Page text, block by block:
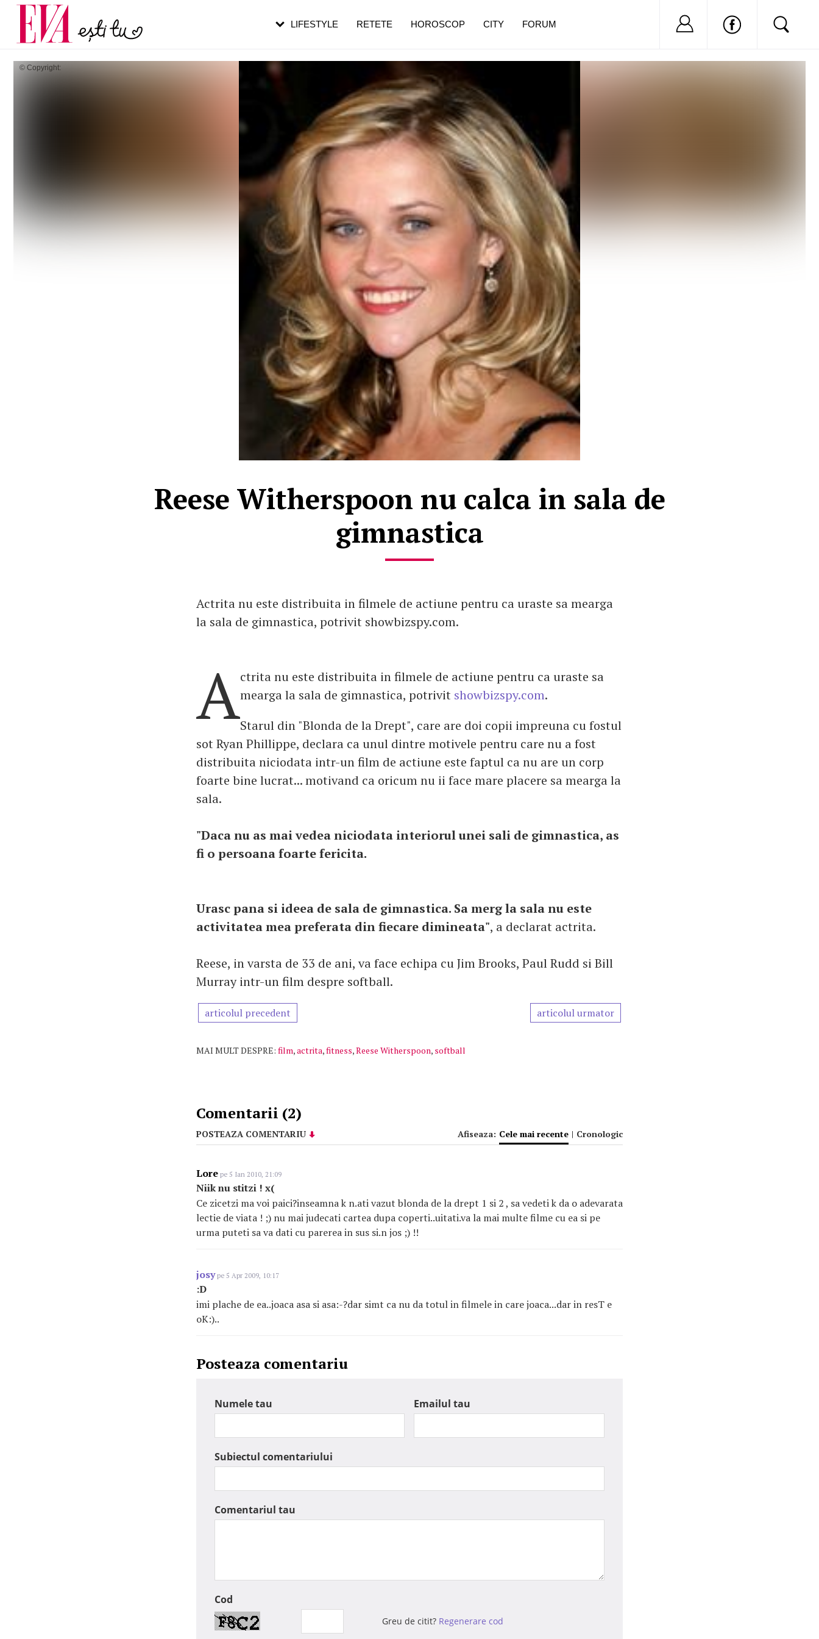
© Copyright:
Reese Witherspoon nu calca in sala de
gimnastica
Actrita nu este distribuita in filmele de actiune pentru ca uraste sa mearga
la sala de gimnastica, potrivit showbizspy.com.
Actrita nu este distribuita in filmele de actiune pentru ca uraste sa
mearga la sala de gimnastica, potrivit showbizspy.com.
Starul din "Blonda de la Drept", care are doi copii impreuna cu fostul
sot Ryan Phillippe, declara ca unul dintre motivele pentru care nu a fost
distribuita niciodata intr-un film de actiune este faptul ca nu are un corp
foarte bine lucrat... motivand ca oricum nu ii face mare placere sa mearga la
sala.
"Daca nu as mai vedea niciodata interiorul unei sali de gimnastica, as
fi o persoana foarte fericita.
Urasc pana si ideea de sala de gimnastica. Sa merg la sala nu este
activitatea mea preferata din fiecare dimineata", a declarat actrita.
Reese, in varsta de 33 de ani, va face echipa cu Jim Brooks, Paul Rudd si Bill
Murray intr-un film despre softball.
articolul precedent articolul urmator
MAI MULT DESPRE: film,actrita,fitness,Reese Witherspoon, softball
Comentarii (2)
POSTEAZA COMENTARIU Afiseaza: Cele mai recente | Cronologic
Lore pe 5 Ian 2010, 21:09
Niik nu stitzi ! x(
Ce zicetzi ma voi paici?inseamna k n.ati vazut blonda de la drept 1 si 2 , sa vedeti k da o adevarata
lectie de viata ! ;) nu mai judecati cartea dupa coperti..uitati.va la mai multe filme cu ea si pe
urma puteti sa va dati cu parerea in sus si.n jos ;) !!
josype 5 Apr 2009, 10:17
:D
imi plache de ea..joaca asa si asa:-?dar simt ca nu da totul in filmele in care joaca...dar in resT e
oK:)..
Posteaza comentariu
Numele tau Emailul tau
Subiectul comentariului
Comentariul tau
Cod
Greu de citit? Regenerare cod
LIFESTYLE RETETE HOROSCOP CITY FORUM Nu ai cont?
Carieră
Actualitate
pe măsură ce înaintezi în vârstă